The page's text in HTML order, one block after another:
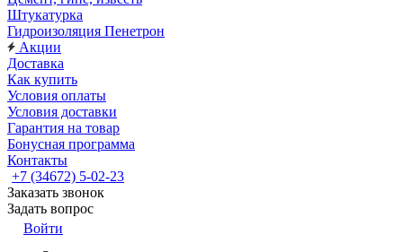
Штукатурка
Гидроизоляция Пенетрон
Акции
Доставка
Как купить
Условия оплаты
Условия доставки
Гарантия на товар
Бонусная программа
Контакты
+7 (34672) 5-02-23
Заказать звонок
Задать вопрос
Войти